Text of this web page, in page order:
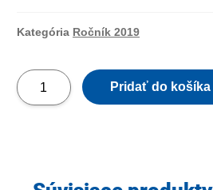
Kategória Ročník 2019
Pridať do košíka